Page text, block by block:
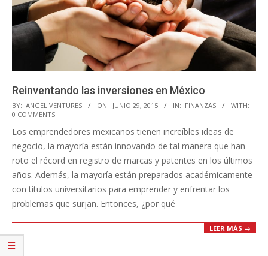
Reinventando las inversiones en México
2015-
06-
29
BY: ANGEL VENTURES ON: JUNIO 29, 2015 IN: FINANZAS
WITH:
0 COMMENTS
Los emprendedores mexicanos tienen increíbles ideas de
negocio, la mayoría están innovando de tal manera que han
roto el récord en registro de marcas y patentes en los últimos
años. Además, la mayoría están preparados académicamente
con títulos universitarios para emprender y enfrentar los
problemas que surjan. Entonces, ¿por qué
LEER MÁS →